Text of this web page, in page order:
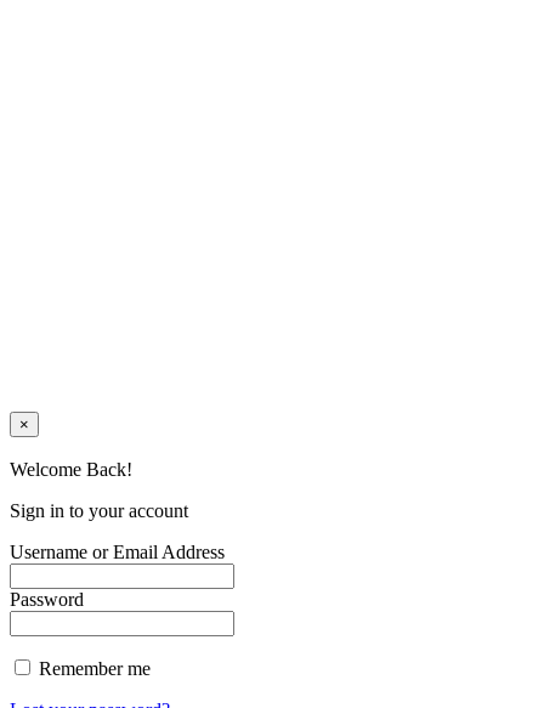
×
Welcome Back!
Sign in to your account
Username or Email Address
Password
Remember me